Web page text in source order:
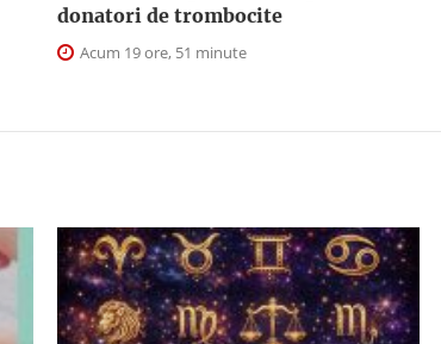
donatori de trombocite
Acum 19 ore, 51 minute